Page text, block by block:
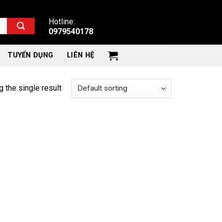
Hotline:
0979540178
TUYỂN DỤNG LIÊN HỆ
the single result